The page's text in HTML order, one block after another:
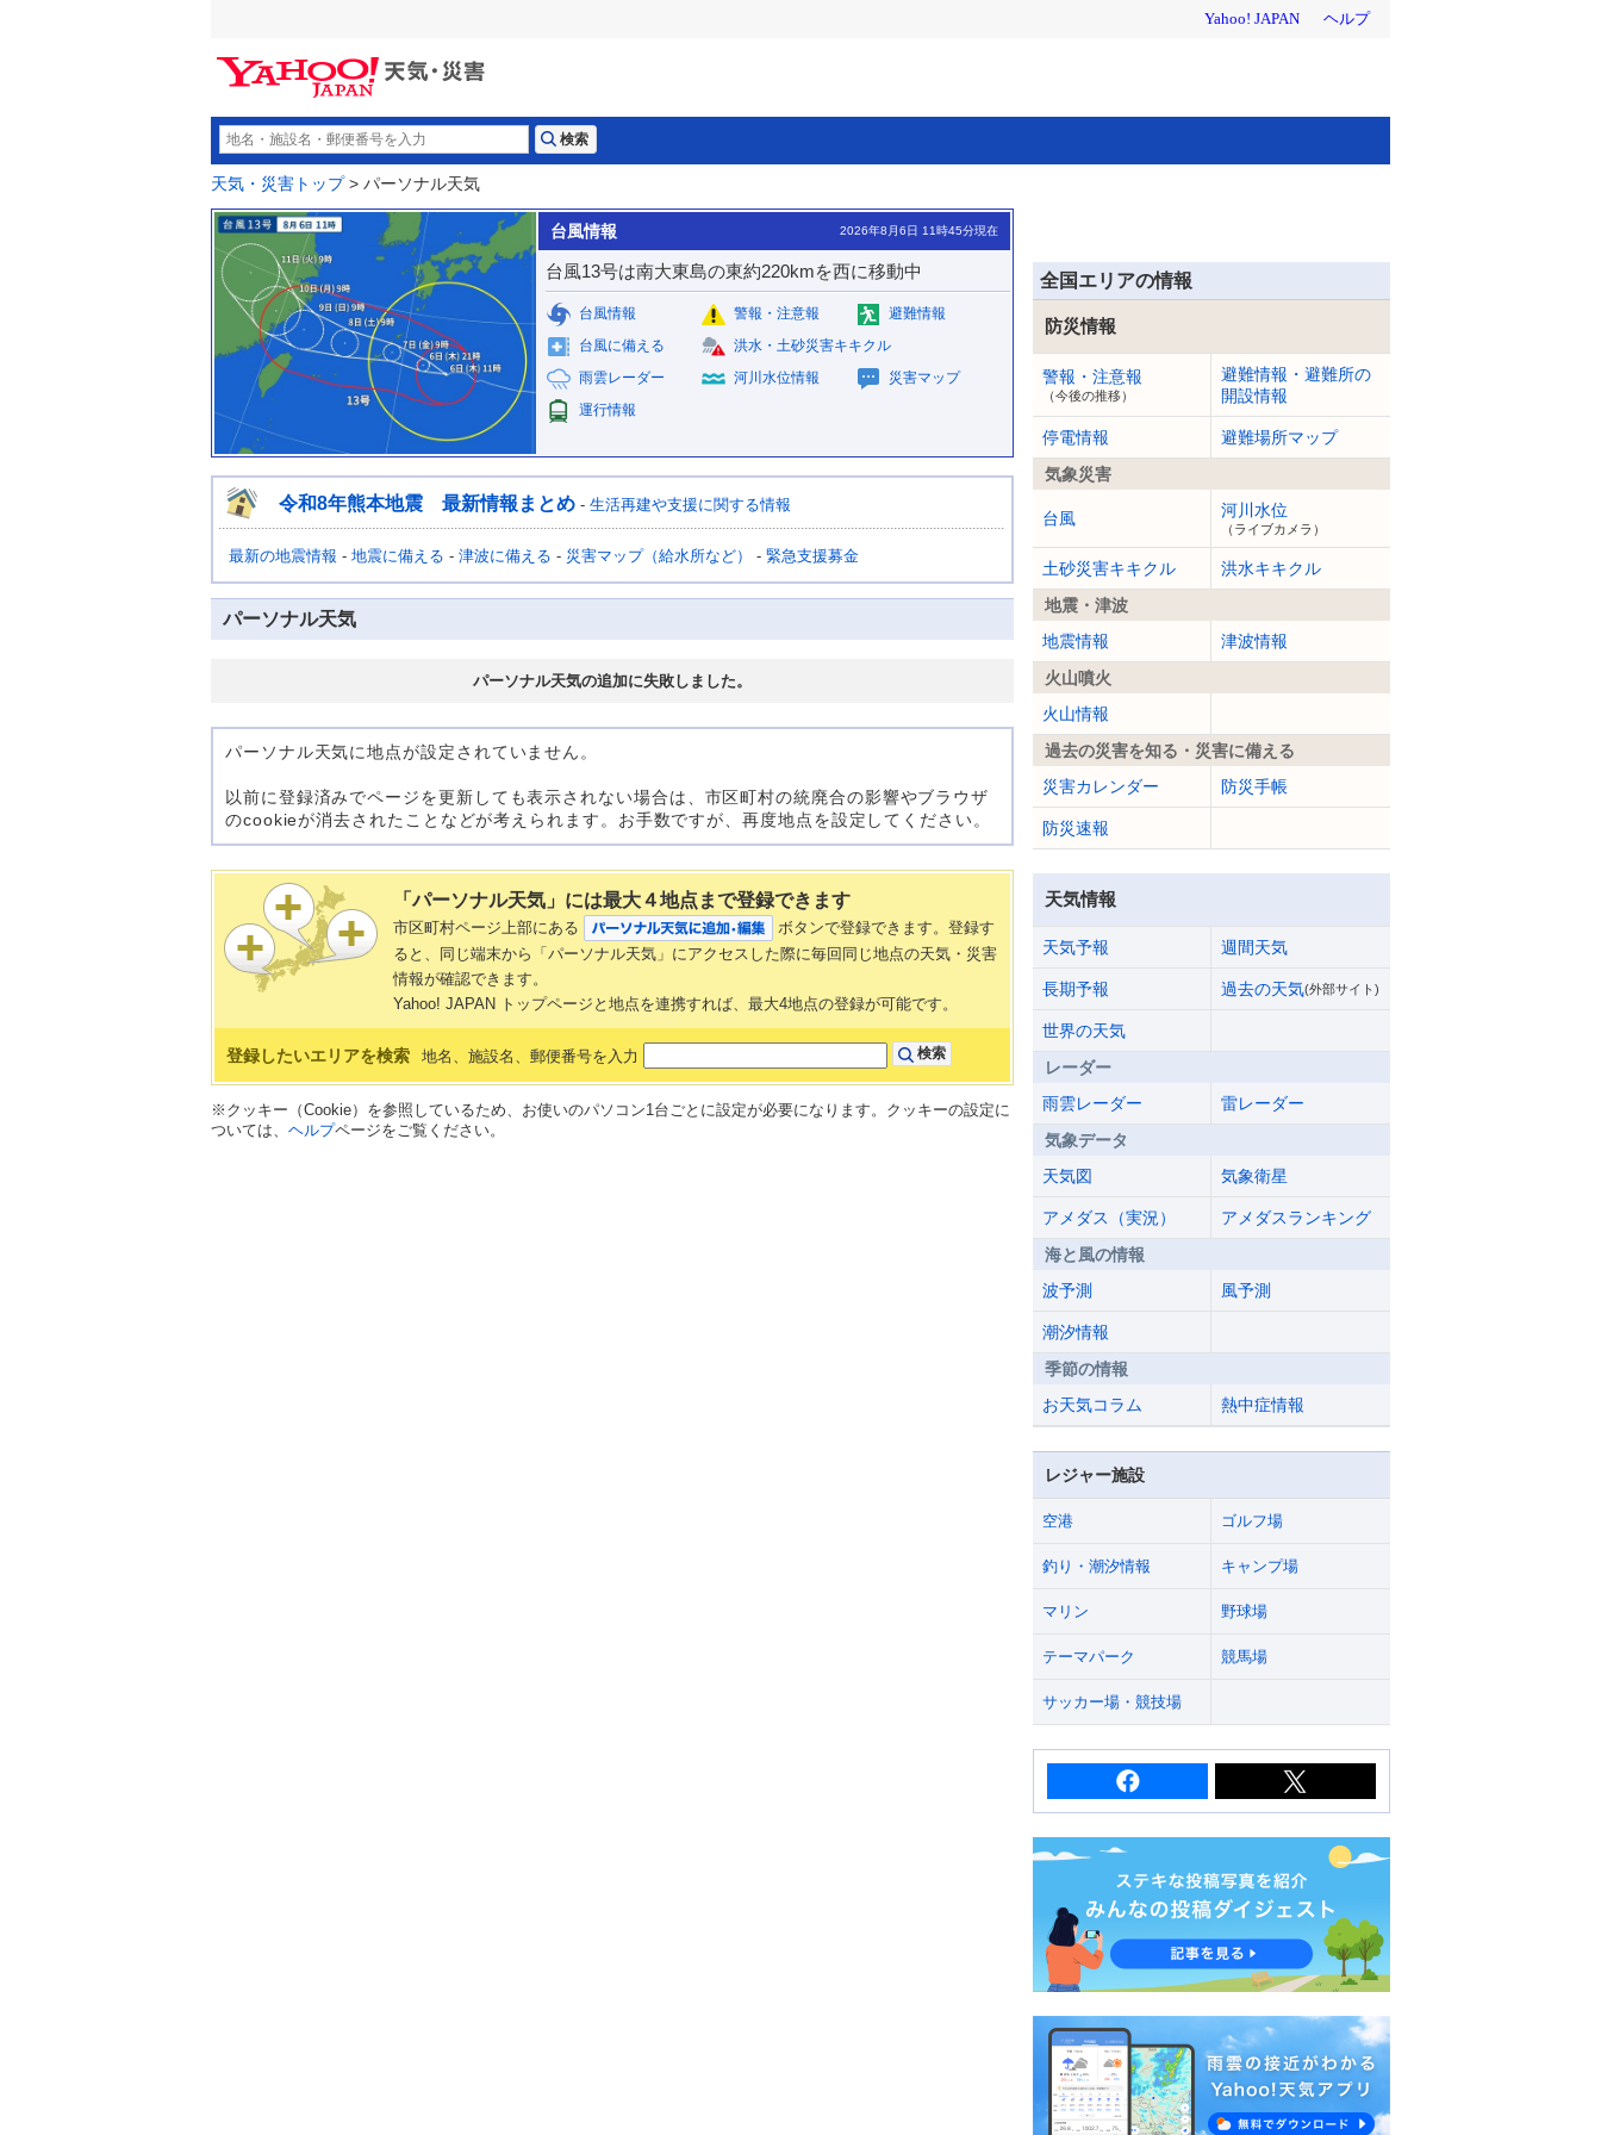
天気・災害トップ> パーソナル天気
台風情報 2026年8月6日 11時45分現在
台風13号は南大東島の東約220kmを西に移動中
台風情報 警報・注意報
避難情報
台風に備える
洪水・土砂災害キキクル
雨雲レーダー
河川水位情報
災害マップ
運行情報
令和8年熊本地震 最新情報まとめ - 生活再建や支援に関する情報
最新の地震情報 - 地震に備える - 津波に備える - 災害マップ（給水所など） - 緊急支援募金
パーソナル天気
パーソナル天気の追加に失敗しました。
パーソナル天気に地点が設定されていません。
以前に登録済みでページを更新しても表示されない場合は、市区町村の統廃合の影響やブラウザ
のcookieが消去されたことなどが考えられます。お手数ですが、再度地点を設定してください。
「パーソナル天気」には最大４地点まで登録できます
市区町村ページ上部にある
ボタンで登録できます。登録す
ると、同じ端末から「パーソナル天気」にアクセスした際に毎回同じ地点の天気・災害
情報が確認できます。
Yahoo! JAPAN トップページと地点を連携すれば、最大4地点の登録が可能です。
登録したいエリアを検索 地名、施設名、郵便番号を入力
※クッキー（Cookie）を参照しているため、お使いのパソコン1台ごとに設定が必要になります。クッキーの設定に
ついては、 ヘルプページをご覧ください。
全国エリアの情報
防災情報
警報・注意報
（今後の推移）
避難情報・避難所の
開設情報
停電情報
避難場所マップ
気象災害
台風 河川水位
（ライブカメラ）
土砂災害キキクル
洪水キキクル
地震・津波
地震情報
津波情報
火山噴火
火山情報
過去の災害を知る・災害に備える
災害カレンダー
防災手帳
防災速報
天気情報
天気予報 週間天気
長期予報 過去の天気(外部サイト)
世界の天気
レーダー
雨雲レーダー
雷レーダー
気象データ
天気図
気象衛星
アメダス（実況）
アメダスランキング
海と風の情報
波予測
風予測
潮汐情報
季節の情報
お天気コラム
熱中症情報
レジャー施設
空港 ゴルフ場
釣り・潮汐情報 キャンプ場
マリン 野球場
テーマパーク 競馬場
サッカー場・競技場